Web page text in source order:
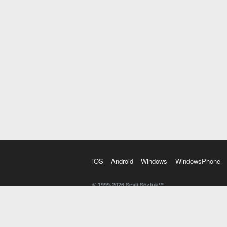
iOS Android Windows WindowsPhone
© 1999-2026 Sesli Sözlük™